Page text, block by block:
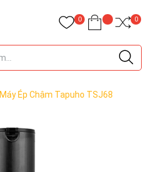
0 0
Máy Ép Chậm Tapuho TSJ68